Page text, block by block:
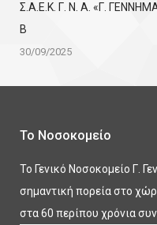
Σ.Α.Ε.Κ. Γ. Ν. Α. «Γ.
Β
30/09/2025
Το Νοσοκομείο
Το Γενικό Νοσοκομείο Γ.
σημαντική πορεία στο
στα 60 περίπου χρόνια